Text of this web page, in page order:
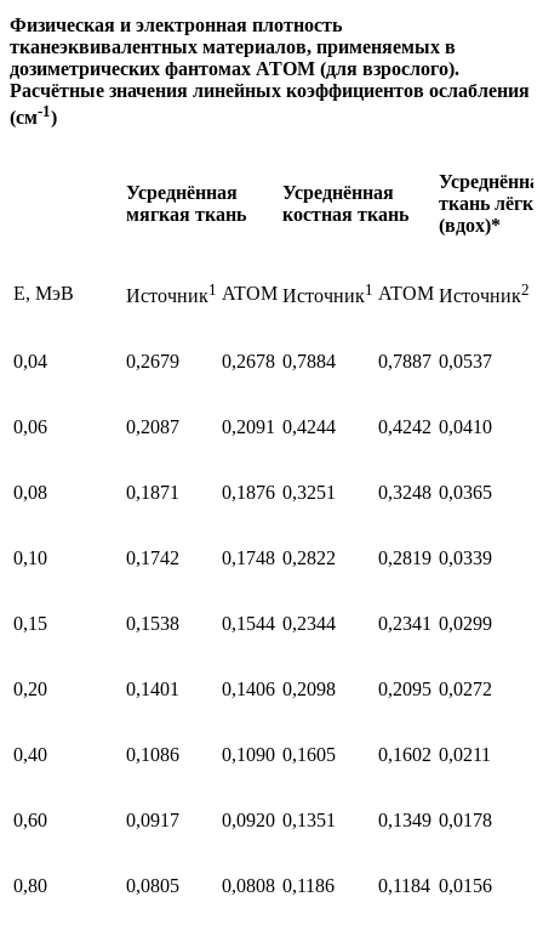
Физическая и электронная плотность
тканеэквивалентных материалов, применяемых в
дозиметрических фантомах АТОМ (для взрослого).
Расчётные значения линейных коэффициентов ослабления
(см-1)
Усреднённая
мягкая ткань
Усреднённая
костная ткань
ткань
(вдох)*
E, МэВ Источник1 ATOM Источник1 ATOM Источник2
0,04 0,2679 0,2678 0,7884 0,7887 0,0537
0,06 0,2087 0,2091 0,4244 0,4242 0,0410
0,08 0,1871 0,1876 0,3251 0,3248 0,0365
0,10 0,1742 0,1748 0,2822 0,2819 0,0339
0,15 0,1538 0,1544 0,2344 0,2341 0,0299
0,20 0,1401 0,1406 0,2098 0,2095 0,0272
0,40 0,1086 0,1090 0,1605 0,1602 0,0211
0,60 0,0917 0,0920 0,1351 0,1349 0,0178
0,80 0,0805 0,0808 0,1186 0,1184 0,0156